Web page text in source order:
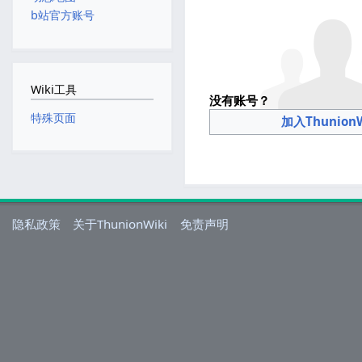
没有账号？
加入
b站官方账号
Wiki工具
特殊页面
隐私政策 关于ThunionWiki 免责声明